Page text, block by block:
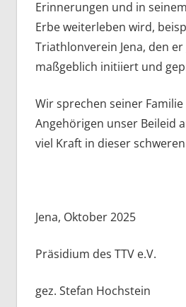
Erinnerungen und in
Erbe weiterleben wird,
Triathlonverein Jena, den
maßgeblich initiiert und
Wir sprechen seiner
Angehörigen unser Beileid
viel Kraft in dieser
Jena, Oktober 2025
Präsidium des TTV e.V.
gez. Stefan Hochstein